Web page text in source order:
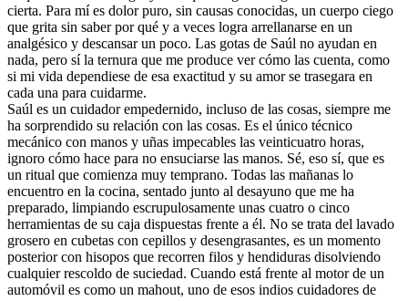
cierta. Para mí es dolor puro, sin causas conocidas, un cuerpo ciego
que grita sin saber por qué y a veces logra arrellanarse en un
analgésico y descansar un poco. Las gotas de Saúl no ayudan en
nada, pero sí la ternura que me produce ver cómo las cuenta, como
si mi vida dependiese de esa exactitud y su amor se trasegara en
cada una para cuidarme.
Saúl es un cuidador empedernido, incluso de las cosas, siempre me
ha sorprendido su relación con las cosas. Es el único técnico
mecánico con manos y uñas impecables las veinticuatro horas,
ignoro cómo hace para no ensuciarse las manos. Sé, eso sí, que es
un ritual que comienza muy temprano. Todas las mañanas lo
encuentro en la cocina, sentado junto al desayuno que me ha
preparado, limpiando escrupulosamente unas cuatro o cinco
herramientas de su caja dispuestas frente a él. No se trata del lavado
grosero en cubetas con cepillos y desengrasantes, es un momento
posterior con hisopos que recorren filos y hendiduras disolviendo
cualquier rescoldo de suciedad. Cuando está frente al motor de un
automóvil es como un mahout, uno de esos indios cuidadores de